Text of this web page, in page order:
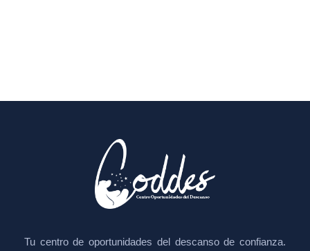
Tu centro de oportunidades del descanso de confianza.